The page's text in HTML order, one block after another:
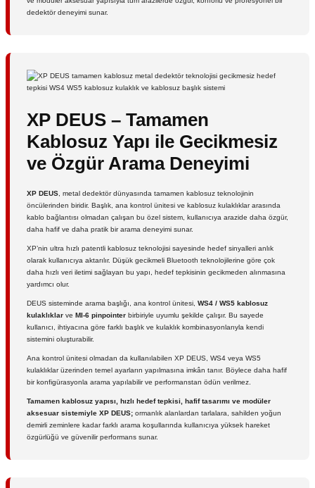
dedektör deneyimi sunar.
XP DEUS – Tamamen
Kablosuz Yapı ile Gecikmesiz
ve Özgür Arama Deneyimi
XP DEUS, metal dedektör dünyasında tamamen kablosuz teknolojinin
öncülerinden biridir. Başlık, ana kontrol ünitesi ve kablosuz kulaklıklar arasında
kablo bağlantısı olmadan çalışan bu özel sistem, kullanıcıya arazide daha özgür,
daha hafif ve daha pratik bir arama deneyimi sunar.
XP’nin ultra hızlı patentli kablosuz teknolojisi sayesinde hedef sinyalleri anlık
olarak kullanıcıya aktarılır. Düşük gecikmeli Bluetooth teknolojilerine göre çok
daha hızlı veri iletimi sağlayan bu yapı, hedef tepkisinin gecikmeden alınmasına
yardımcı olur.
DEUS sisteminde arama başlığı, ana kontrol ünitesi, WS4 / WS5 kablosuz
kulaklıklar ve MI-6 pinpointer birbiriyle uyumlu şekilde çalışır. Bu sayede
kullanıcı, ihtiyacına göre farklı başlık ve kulaklık kombinasyonlarıyla kendi
sistemini oluşturabilir.
Ana kontrol ünitesi olmadan da kullanılabilen XP DEUS, WS4 veya WS5
kulaklıklar üzerinden temel ayarların yapılmasına imkân tanır. Böylece daha hafif
bir konfigürasyonla arama yapılabilir ve performanstan ödün verilmez.
Tamamen kablosuz yapısı, hızlı hedef tepkisi, hafif tasarımı ve modüler
aksesuar sistemiyle XP DEUS; ormanlık alanlardan tarlalara, sahilden yoğun
demirli zeminlere kadar farklı arama koşullarında kullanıcıya yüksek hareket
özgürlüğü ve güvenilir performans sunar.